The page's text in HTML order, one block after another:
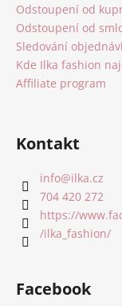
Odstoupení od
Odstoupení od
Sledování
Kde Ilka fashion
Affiliate program
Kontakt
info@ilka.cz
704 420 272
https://
/ilka_fashion/
Facebook